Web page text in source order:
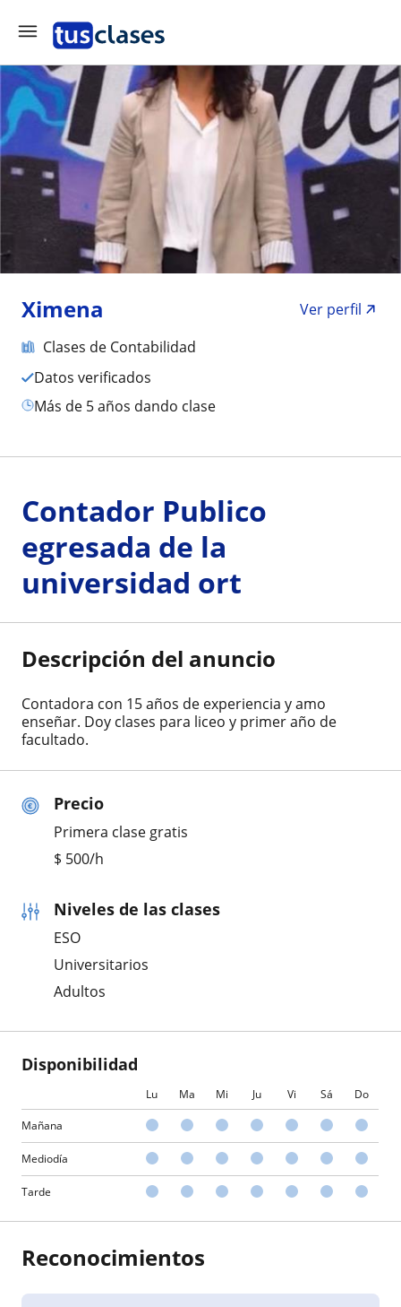
Ximena
Ver perfil
Clases de Contabilidad
Datos verificados
más de 5 años dando clase
Precio
Primera clase gratis
$ 500/h
Niveles de las clases
ESO
Universitarios
Adultos
Disponibilidad
Lu Ma Mi Ju Vi Sá Do
Mañana
Mediodía
Tarde
Contador Publico
egresada de la
universidad ort
Descripción del anuncio
Contadora con 15 años de experiencia y amo
enseñar. Doy clases para liceo y primer año de
facultado.
Reconocimientos